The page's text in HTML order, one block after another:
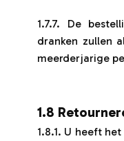
1.7.7. De
dranken zullen
meerderjarige
1.8
1.8.1. U heeft